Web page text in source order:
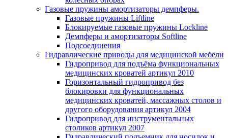
Газовые пружины амортизаторы демпферы.
Газовые пружины Liftline
Блокируемые газовые пружины Lockline
Демпферы и амортизаторы Softline
Подсоединения
Гидравлические приводы для медицинской мебели
Гидропривод для подъёма функциональных
медицинских кроватей артикул 2010
Горизонтальный гидропривод без
блокировки для функциональных
медицинских кроватей, массажных столов и
другого оборудования артикул 2004
Гидропривод для инструментальных
столиков артикул 2007